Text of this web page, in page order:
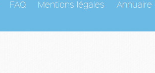
FAQ Mentions légales